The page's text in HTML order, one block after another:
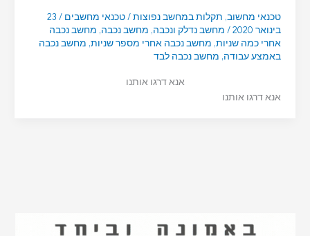
טכנאי מחשוב, תקלות במחשב נפוצות/טכנאי מחשבים /
23
בינואר 2020
/ מחשב נדלק ונכבה, מחשב נכבה, מחשב נכבה
אחרי כמה שניות, מחשב נכבה אחרי מספר שניות, מחשב נכבה
באמצע עבודה, מחשב נכבה לבד
אנא דרגו אותנו
אנא דרגו אותנו